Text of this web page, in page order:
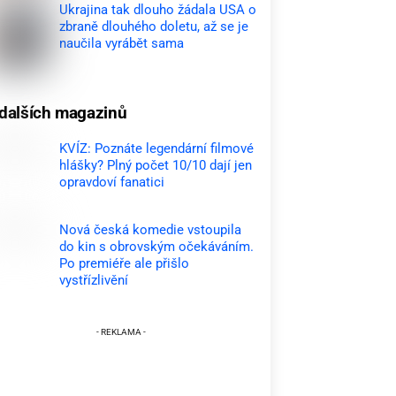
Ukrajina tak dlouho žádala USA o
zbraně dlouhého doletu, až se je
naučila vyrábět sama
magazinů
KVÍZ: Poznáte legendární filmové
hlášky? Plný počet 10/10 dají jen
opravdoví fanatici
Nová česká komedie vstoupila
do kin s obrovským očekáváním.
Po premiéře ale přišlo
vystřízlivění